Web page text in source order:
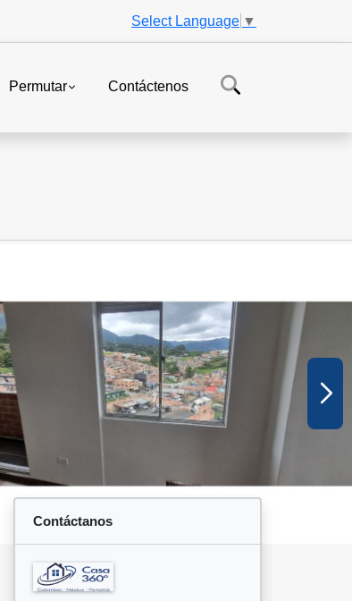
Select Language ▼
Permutar Contáctenos
Contáctanos